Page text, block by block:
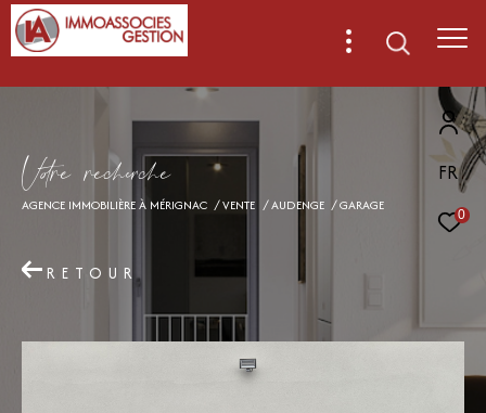
FR
0
Vore recece
AGENCE IMMOBILIÈRE À MÉRIGNAC VENTE AUDENGE GARAGE
RETOUR